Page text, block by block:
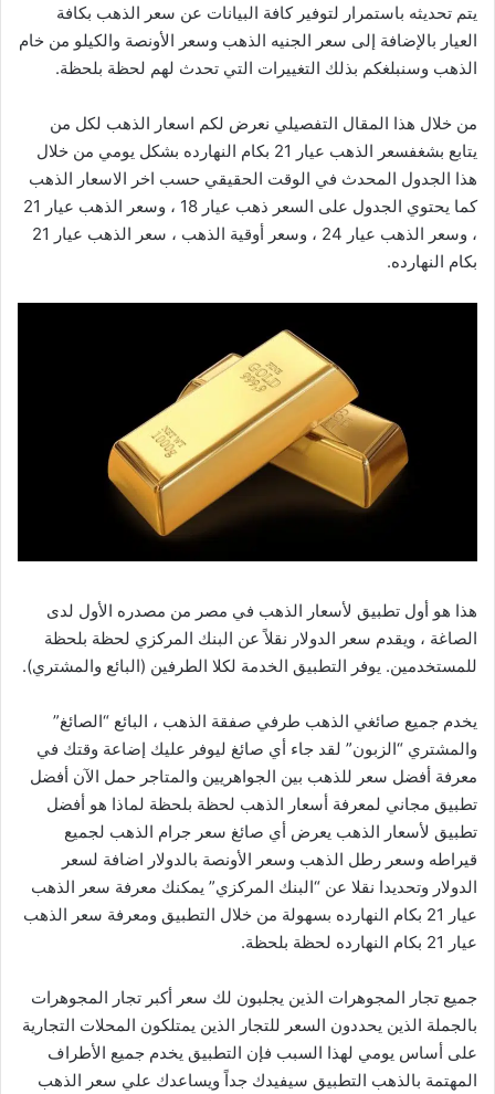
يتم تحديثه باستمرار لتوفير كافة البيانات عن سعر الذهب بكافة
العيار بالإضافة إلى سعر الجنيه الذهب وسعر الأونصة والكيلو من خام
الذهب وسنبلغكم بذلك التغييرات التي تحدث لهم لحظة بلحظة.
من خلال هذا المقال التفصيلي نعرض لكم اسعار الذهب لكل من
يتابع بشغفسعر الذهب عيار 21 بكام النهارده بشكل يومي من خلال
هذا الجدول المحدث في الوقت الحقيقي حسب اخر الاسعار الذهب
كما يحتوي الجدول على السعر ذهب عيار 18 ، وسعر الذهب عيار 21
، وسعر الذهب عيار 24 ، وسعر أوقية الذهب ، سعر الذهب عيار 21
بكام النهارده.
هذا هو أول تطبيق لأسعار الذهب في مصر من مصدره الأول لدى
الصاغة ، ويقدم سعر الدولار نقلاً عن البنك المركزي لحظة بلحظة
للمستخدمين. يوفر التطبيق الخدمة لكلا الطرفين (البائع والمشتري).
يخدم جميع صائغي الذهب طرفي صفقة الذهب ، البائع “الصائغ”
والمشتري “الزبون” لقد جاء أي صائغ ليوفر عليك إضاعة وقتك في
معرفة أفضل سعر للذهب بين الجواهريين والمتاجر حمل الآن أفضل
تطبيق مجاني لمعرفة أسعار الذهب لحظة بلحظة لماذا هو أفضل
تطبيق لأسعار الذهب يعرض أي صائغ سعر جرام الذهب لجميع
قيراطه وسعر رطل الذهب وسعر الأونصة بالدولار اضافة لسعر
الدولار وتحديدا نقلا عن “البنك المركزي” يمكنك معرفة سعر الذهب
عيار 21 بكام النهارده بسهولة من خلال التطبيق ومعرفة سعر الذهب
عيار 21 بكام النهارده لحظة بلحظة.
جميع تجار المجوهرات الذين يجلبون لك سعر أكبر تجار المجوهرات
بالجملة الذين يحددون السعر للتجار الذين يمتلكون المحلات التجارية
على أساس يومي لهذا السبب فإن التطبيق يخدم جميع الأطراف
المهتمة بالذهب التطبيق سيفيدك جداً ويساعدك علي سعر الذهب